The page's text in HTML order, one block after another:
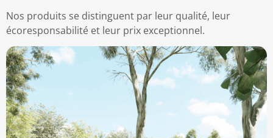
Nos produits se distinguent par leur qualité, leur
écoresponsabilité et leur prix exceptionnel.